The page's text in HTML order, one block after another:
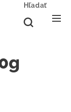
Hľadať